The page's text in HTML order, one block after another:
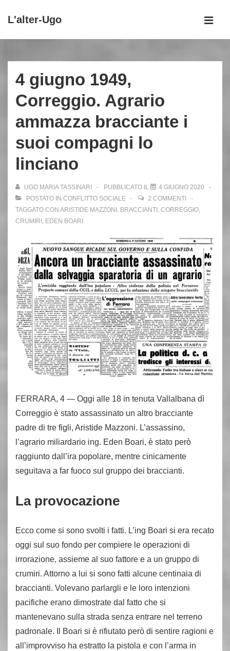
Vai
principale
L'alter-Ugo
principale
4 giugno 1949,
Correggio. Agrario
ammazza bracciante i
suoi compagni lo
linciano
UGO MARIA TASSINARI PUBBLICATO IL
4 GIUGNO 2020
POSTATO IN CONFLITTO SOCIALE
2 COMMENTI
TAGGATO CON ARISTIDE MAZZONI , BRACCIANTI , CORREGGIO,
CRUMIRI , EDEN BOARI
FERRARA, 4 — Oggi alle 18 in tenuta Vallalbana dì
Correggio è stato assassinato un altro bracciante
padre di tre figli, Aristide Mazzoni. L’assassino,
l’agrario miliardario ing. Eden Boari, è stato però
raggiunto dall’ira popolare, mentre cinicamente
seguitava a far fuoco sul gruppo dei braccianti.
La provocazione
Ecco come si sono svolti i fatti. L’ing Boari si era recato
oggi sul suo fondo per compiere le operazioni di
irrorazione, assieme al suo fattore e a un gruppo di
crumiri. Attorno a lui si sono fatti alcune centinaia di
braccianti. Volevano parlargli e le loro intenzioni
pacifiche erano dimostrate dal fatto che si
mantenevano sulla strada senza entrare nel terreno
padronale. Il Boari si è rifiutato però di sentire ragioni e
all’improvviso ha estratto la pistola e con l’arma in